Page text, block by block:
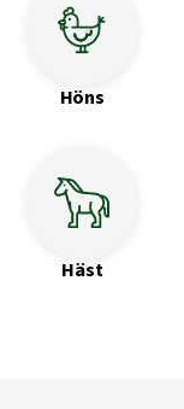
Höns
Häst